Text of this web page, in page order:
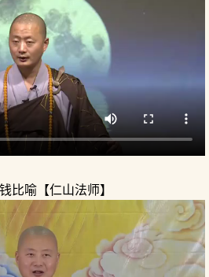
比喻【仁山法师】